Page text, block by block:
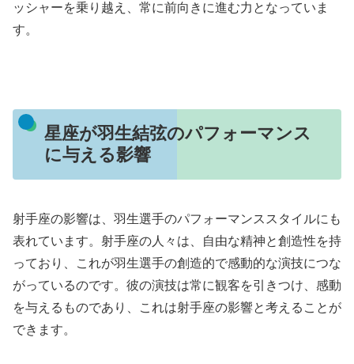
ッシャーを乗り越え、常に前向きに進む力となっていま
す。
星座が羽生結弦のパフォーマンス
に与える影響
射手座の影響は、羽生選手のパフォーマンススタイルにも
表れています。射手座の人々は、自由な精神と創造性を持
っており、これが羽生選手の創造的で感動的な演技につな
がっているのです。彼の演技は常に観客を引きつけ、感動
を与えるものであり、これは射手座の影響と考えることが
できます。